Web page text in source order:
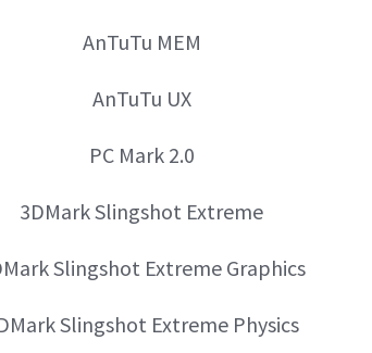
AnTuTu MEM
AnTuTu UX
PC Mark 2.0
3DMark Slingshot Extreme
Slingshot Extreme Graphics
Slingshot Extreme Physics